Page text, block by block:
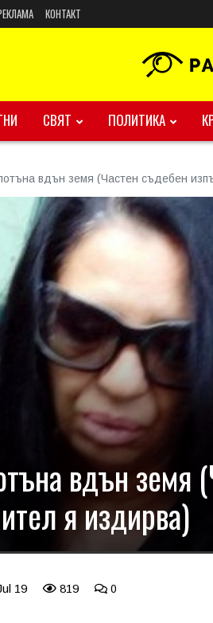
КОНТАКТ
СВЯТ ПОЛИТИКА
вдън земя (Частен съдебен
вдън земя
я издирва)
19 819 0